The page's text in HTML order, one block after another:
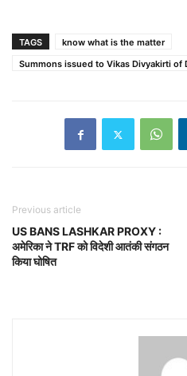
TAGS
know what is the matter
Summons issued to Vikas Divyakirti of
Previous article
US BANS LASHKAR PROXY :
अमेरिका ने TRF को विदेशी आतंकी संगठन
किया घोषित